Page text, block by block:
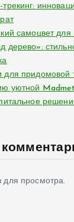
самоцвет для
дерево»:
придомовой
уютной
для просмотра.